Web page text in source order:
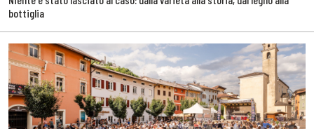
bottiglia